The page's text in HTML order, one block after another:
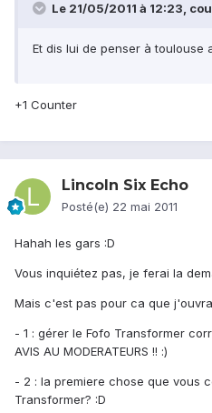
Le 21/05/2011 à 12:23,
Et dis lui de penser à toulouse
+1 Counter
Lincoln Six Echo
Posté(e) 22 mai 2011
Hahah les gars :D
Vous inquiétez pas, je ferai la
Mais c'est pas pour ca que
- 1 : gérer le Fofo Transformer
AVIS AU MODERATEURS !! :)
- 2 : la premiere chose que vous
Transformer? :D